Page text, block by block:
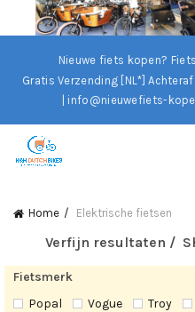
Nieuwe fiets kopen?
Gratis Verzending [NL*]
| info@nieuwefiets-
Home Elektrische fietsen
Verfijn resultaten
Fietsmerk
Popal
Vogue Troy